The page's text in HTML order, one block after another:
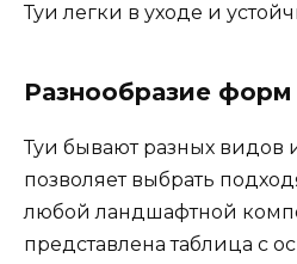
Туи легки в уходе и
Разнообразие форм
Туи бывают разных видов
позволяет выбрать
любой ландшафтной
представлена таблица с